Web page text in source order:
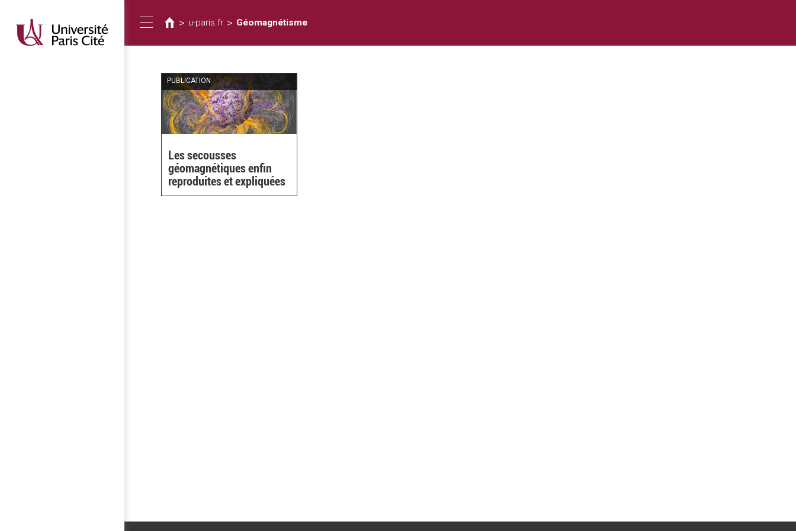
contenu
principal
Toggle
navigation
êtes
ici
> u-paris.fr > Géomagnétisme
PUBLICATION
Les secousses
géomagnétiques enfin
reproduites et expliquées